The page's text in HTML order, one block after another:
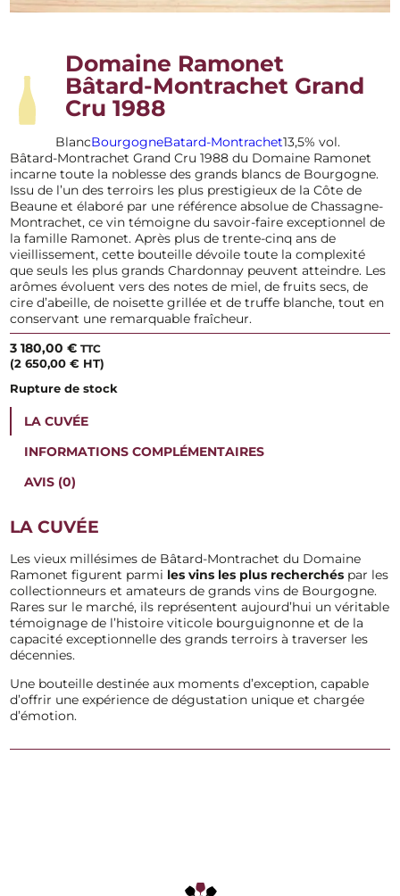
Domaine Ramonet
Bâtard-Montrachet Grand
Cru 1988
BlancBourgogneBatard-Montrachet13,5% vol.
Bâtard-Montrachet Grand Cru 1988 du Domaine Ramonet
incarne toute la noblesse des grands blancs de Bourgogne.
Issu de l’un des terroirs les plus prestigieux de la Côte de
Beaune et élaboré par une référence absolue de Chassagne-
Montrachet, ce vin témoigne du savoir-faire exceptionnel de
la famille Ramonet. Après plus de trente-cinq ans de
vieillissement, cette bouteille dévoile toute la complexité
que seuls les plus grands Chardonnay peuvent atteindre. Les
arômes évoluent vers des notes de miel, de fruits secs, de
cire d’abeille, de noisette grillée et de truffe blanche, tout en
conservant une remarquable fraîcheur.
3 180,00 € TTC
(2 650,00 €HT)
Rupture de stock
LA CUVÉE
INFORMATIONS COMPLÉMENTAIRES
AVIS (0)
LA CUVÉE
Les vieux millésimes de Bâtard-Montrachet du Domaine
Ramonet figurent parmi les vins les plus recherchés par les
collectionneurs et amateurs de grands vins de Bourgogne.
Rares sur le marché, ils représentent aujourd’hui un véritable
témoignage de l’histoire viticole bourguignonne et de la
capacité exceptionnelle des grands terroirs à traverser les
décennies.
Une bouteille destinée aux moments d’exception, capable
d’offrir une expérience de dégustation unique et chargée
d’émotion.